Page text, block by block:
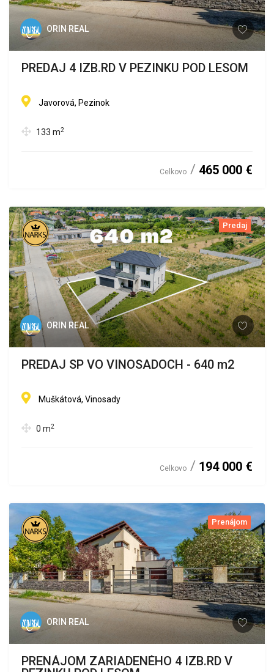
ORIN REAL
PREDAJ 4 IZB.RD V PEZINKU POD LESOM
Javorová, Pezinok
133 m2
Celkovo 465 000 €
Predaj
ORIN REAL
PREDAJ SP VO VINOSADOCH - 640 m2
Muškátová, Vinosady
0 m2
Celkovo 194 000 €
Prenájom
ORIN REAL
PRENÁJOM ZARIADENÉHO 4 IZB.RD V